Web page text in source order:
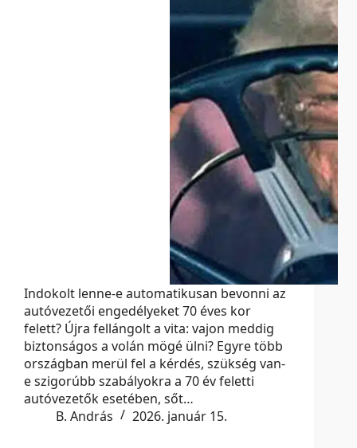
Indokolt lenne-e automatikusan bevonni az
autóvezetői engedélyeket 70 éves kor
felett? Újra fellángolt a vita: vajon meddig
biztonságos a volán mögé ülni? Egyre több
országban merül fel a kérdés, szükség van-
e szigorúbb szabályokra a 70 év feletti
autóvezetők esetében, sőt…
B. András
2026. január 15.